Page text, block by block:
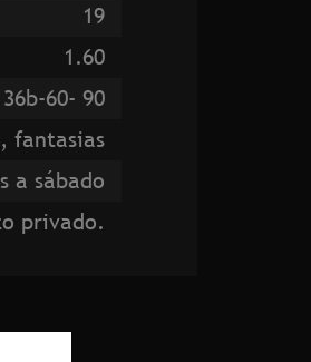
19
1.60
36b-60- 90
fantasias
a sábado
privado.